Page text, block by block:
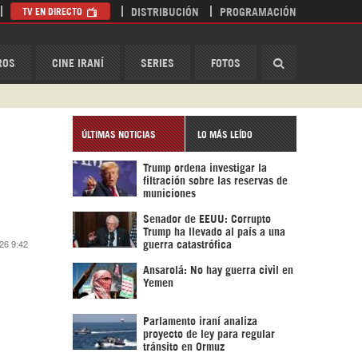
CINE IRANÍ SERIES FOTOS
TV EN DIRECTO DISTRIBUCIÓN PROGRAMACIÓN
9:42
ÚLTIMAS NOTICIAS LO MÁS LEÍDO
Trump ordena investigar la
filtración sobre las reservas de
municiones
Senador de EEUU: Corrupto
Trump ha llevado al país a una
guerra catastrófica
Ansarolá: No hay guerra civil en
Yemen
Parlamento iraní analiza
proyecto de ley para regular
tránsito en Ormuz